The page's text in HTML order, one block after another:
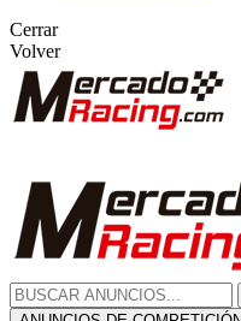
Cerrar
Volver
ANUNCIOS DE COMPETICIÓN